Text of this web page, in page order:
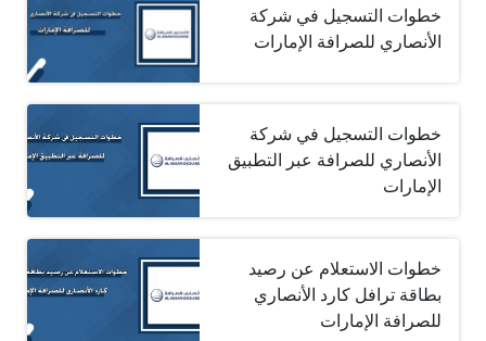
خطوات التسجيل في شركة
الأنصاري للصرافة الإمارات
خطوات التسجيل في شركة
الأنصاري للصرافة عبر التطبيق
الإمارات
خطوات الاستعلام عن رصيد
بطاقة ترافل كارد الأنصاري
للصرافة الإمارات